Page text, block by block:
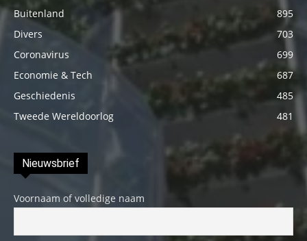
Buitenland
895
Divers
703
Coronavirus
699
Economie & Tech
687
Geschiedenis
485
Tweede Wereldoorlog
481
Nieuwsbrief
Voornaam of volledige naam